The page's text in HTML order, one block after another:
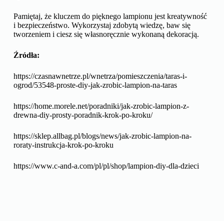
Pamiętaj, że kluczem do pięknego lampionu jest kreatywność
i bezpieczeństwo. Wykorzystaj zdobytą wiedzę, baw się
tworzeniem i ciesz się własnoręcznie wykonaną dekoracją.
Źródła:
https://czasnawnetrze.pl/wnetrza/pomieszczenia/taras-i-
ogrod/53548-proste-diy-jak-zrobic-lampion-na-taras
https://home.morele.net/poradniki/jak-zrobic-lampion-z-
drewna-diy-prosty-poradnik-krok-po-kroku/
https://sklep.allbag.pl/blogs/news/jak-zrobic-lampion-na-
roraty-instrukcja-krok-po-kroku
https://www.c-and-a.com/pl/pl/shop/lampion-diy-dla-dzieci